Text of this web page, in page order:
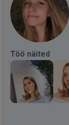
Töö näited